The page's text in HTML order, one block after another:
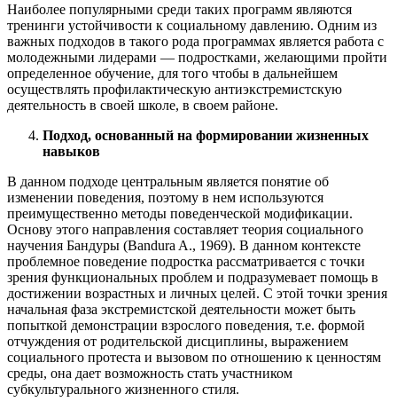
Наиболее популярными среди таких программ являются
тренинги устойчивости к социальному давлению. Одним из
важных подходов в такого рода программах является работа с
молодежными лидерами — подростками, желающими пройти
определенное обучение, для того чтобы в дальнейшем
осуществлять профилактическую антиэкстремистскую
деятельность в своей школе, в своем районе.
Подход, основанный на формировании жизненных
навыков
В данном подходе центральным является понятие об
изменении поведения, поэтому в нем используются
преимущественно методы поведенческой модификации.
Основу этого направления составляет теория социального
научения Бандуры (Bandura A., 1969). В данном контексте
проблемное поведение подростка рассматривается с точки
зрения функциональных проблем и подразумевает помощь в
достижении возрастных и личных целей. С этой точки зрения
начальная фаза экстремистской деятельности может быть
попыткой демонстрации взрослого поведения, т.е. формой
отчуждения от родительской дисциплины, выражением
социального протеста и вызовом по отношению к ценностям
среды, она дает возможность стать участником
субкультурального жизненного стиля.